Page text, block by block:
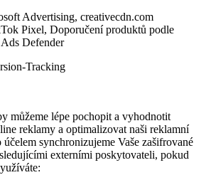
Advertising, creativecdn.com
Pixel, Doporučení produktů podle
Defender
Tracking
můžeme lépe pochopit a vyhodnotit
reklamy a optimalizovat naši reklamní
synchronizujeme Vaše zašifrované
externími poskytovateli, pokud